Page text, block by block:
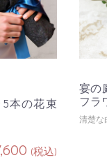
本の花束
(税込)
宴の
フラ
清楚な